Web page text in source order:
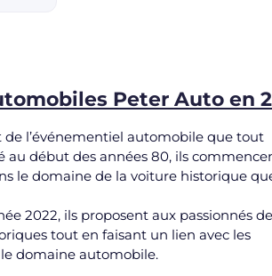
Peter Auto en
l’événementiel automobile que tout
au début des années 80, ils
le domaine de la voiture historique
2022, ils proposent aux passionnés
tout en faisant un lien avec les
domaine automobile.